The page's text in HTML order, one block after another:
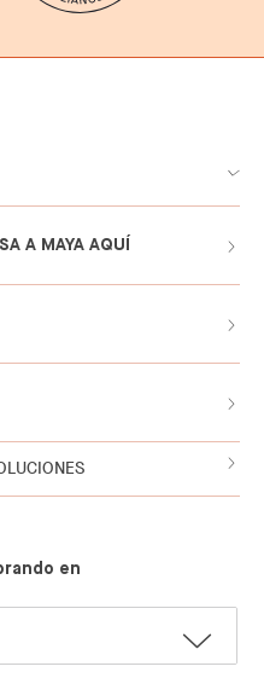
A MAYA AQUÍ
en